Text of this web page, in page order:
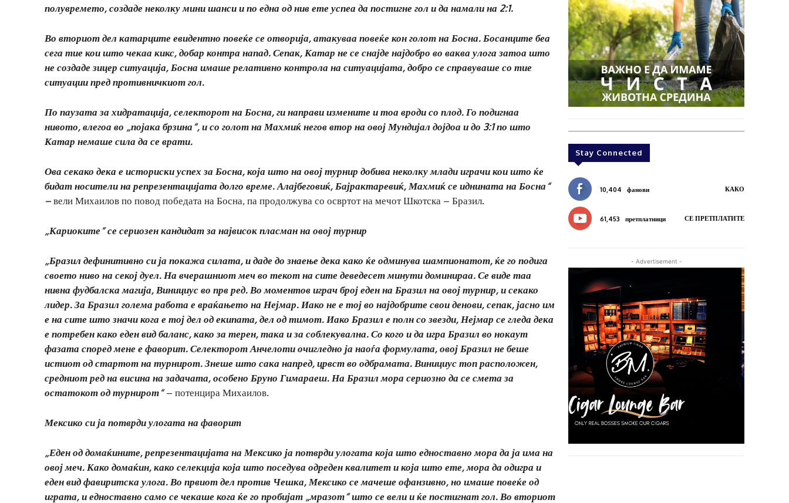
полувремето, создаде неколку мини шанси и по една од нив ете успеа да постигне гол и да намали на 2:1.
Во вториот дел катарците евидентно повеќе се отворија, атакуваа повеќе кон голот на Босна. Босанците беа
сега тие кои што чекаа кикс, добар контра напад. Сепак, Катар не се снајде најдобро во ваква улога затоа што
не создаде зицер ситуација, Босна имаше релативно контрола на ситуацијата, добро се справуваше со тие
ситуации пред противничкиот гол.
По паузата за хидратација, селекторот на Босна, ги направи измените и тоа вроди со плод. Го подигнаа
нивото, влегоа во „појака брзина“, и со голот на Махмиќ негов втор на овој Мундијал дојдоа и до 3:1 по што
Катар немаше сила да се врати.
Ова секако дека е историски успех за Босна, која што на овој турнир добива неколку млади играчи кои што ќе
бидат носители на репрезентацијата долго време. Алајбеговиќ, Бајрактаревиќ, Махмиќ се иднината на Босна“
–вели Михаилов по повод победата на Босна, па продолжува со освртот на мечот Шкотска – Бразил.
„Кариоките“ се сериозен кандидат за највисок пласман на овој турнир
„Бразил дефинитивно си ја покажа силата, и даде до знаење дека како ќе одминува шампионатот, ќе го подига
своето ниво на секој дуел. На вчерашниот меч во текот на сите деведесет минути доминираа. Се виде таа
нивна фудбалска магија, Винициус во прв ред. Во моментов играч број еден на Бразил на овој турнир, и секако
лидер. За Бразил голема работа е враќањето на Нејмар. Иако не е тој во најдобрите свои денови, сепак, јасно им
е на сите што значи кога е тој дел од екипата, дел од тимот. Иако Бразил е полн со звезди, Нејмар се гледа дека
е потребен како еден вид баланс, како за терен, така и за соблекувална. Со кого и да игра Бразил во нокаут
фазата според мене е фаворит. Селекторот Анчелоти очигледно ја наоѓа формулата, овој Бразил не беше
истиот од стартот на турнирот. Знеше што сака напред, црвст во одбрамата. Винициус топ расположен,
средниот ред на висина на задачата, особено Бруно Гимараеш. На Бразил мора сериозно да се смета за
остатокот од турнирот“– потенцира Михаилов.
Мексико си ја потврди улогата на фаворит
„Еден од домаќините, репрезентацијата на Мексико ја потврди улогата која што едноставно мора да ја има на
овој меч. Како домаќин, како селекција која што поседува одреден квалитет и која што ете, мора да одигра и
еден вид фавиритска улога. Во првиот дел против Чешка, Мексико се мачеше офанзивно, но имаше повеќе од
играта, и едноставно само се чекаше кога ќе го пробијат „мразот“ што се вели и ќе постигнат гол. Во вториот
Stay Connected
10,404 фанови КАКО
61,453 претплатници СЕ ПРЕТПЛАТИТЕ
- Advertisement -